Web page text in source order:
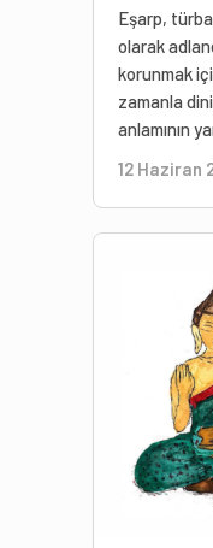
Eşarp,
olarak
korunmak
zamanla
anlamının
12 Haziran